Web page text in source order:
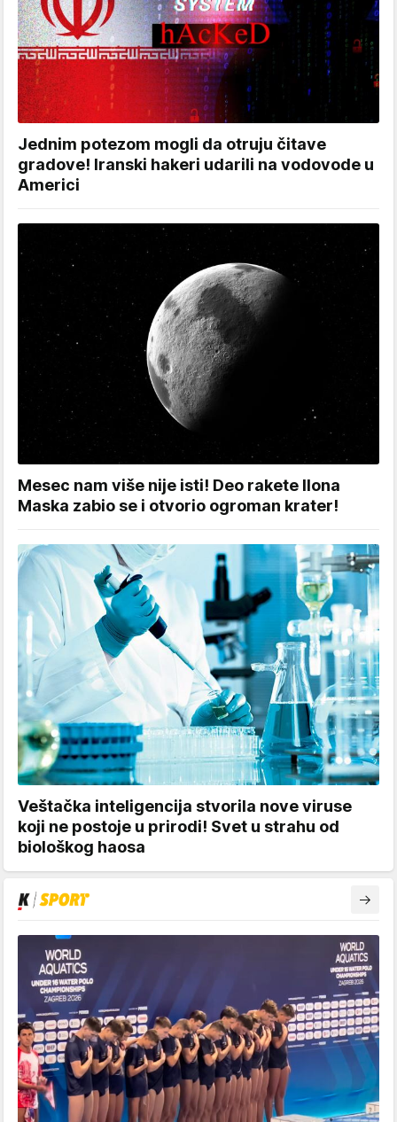
Jednim potezom mogli da otruju čitave
gradove! Iranski hakeri udarili na vodovode u
Americi
Mesec nam više nije isti! Deo rakete Ilona
Maska zabio se i otvorio ogroman krater!
Veštačka inteligencija stvorila nove viruse
koji ne postoje u prirodi! Svet u strahu od
biološkog haosa